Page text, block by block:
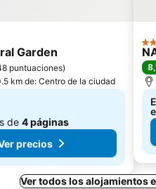
Garden
puntuaciones)
km de: Centro de la ciudad
de 4 páginas
precios
4
Ver todos los alojamientos